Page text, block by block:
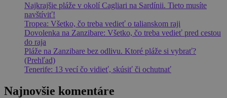
Najkrajšie pláže v okolí Cagliari na Sardínii. Tieto musíte
navštíviť!
Tropea: Všetko, čo treba vedieť o talianskom raji
Dovolenka na Zanzibare: Všetko, čo treba vedieť pred cestou
do raja
Pláže na Zanzibare bez odlivu. Ktoré pláže si vybrať?
(Prehľad)
Tenerife: 13 vecí čo vidieť, skúsiť či ochutnať
Najnovšie komentáre